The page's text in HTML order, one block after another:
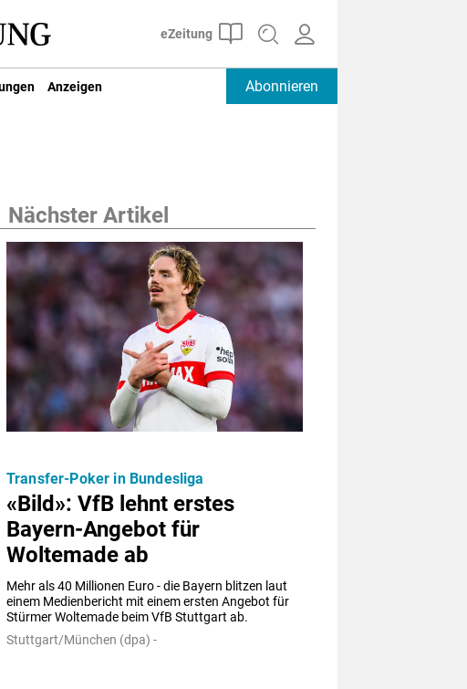
Anzeigen Abonnieren
Nächster Artikel
«Bild»: VfB lehnt erstes
Bayern-Angebot für
Woltemade ab
Mehr als 40 Millionen Euro - die Bayern blitzen laut
einem Medienbericht mit einem ersten Angebot für
Stürmer Woltemade beim VfB Stuttgart ab.
Transfer-Poker in Bundesliga
Stuttgart/München (dpa) -